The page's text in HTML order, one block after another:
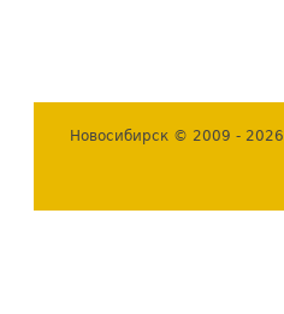
Новосибирск © 2009 - 2026